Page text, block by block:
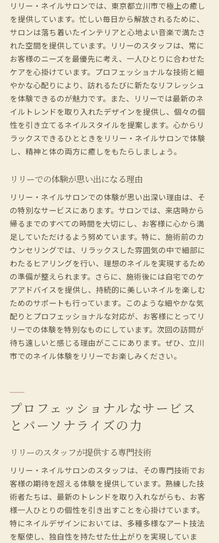
リリー・ネイルサロンでは、東京都立川市で極上の癒し
を提供しています。忙しい毎日から解放されるために、
サロンは落ち着いたインテリアと心地よい音楽で満たさ
れた空間を提供しています。リリーのスタッフは、常に
お客様のニーズを最優先に考え、一人ひとりに合わせた
ケアを心掛けています。プロフェッショナルな技術と細
やかな心配りにより、訪れるたびに新たなリフレッシュ
を体験できるのが魅力です。また、リリーでは最新のネ
イルトレンドを取り入れたデザインを提供し、個々の個
性を引き立てるネイルスタイルを提案します。心からリ
ラックスできるひとときをリリー・ネイルサロンで体験
し、精神と体の両方に癒しをもたらしましょう。
リリーでの体験が思い出になる理由
リリー・ネイルサロンでの体験が思い出深い理由は、そ
の特別なサービスにあります。サロンでは、来店時から
帰るまでのすべての時間を大切にし、お客様に心から満
足していただけるよう努めています。特に、施術前のカ
ウンセリングでは、リラックスした雰囲気の中で細部に
わたるヒアリングを行い、理想のネイルを実現するため
の準備が整えられます。さらに、施術後には自宅でのケ
アアドバイスを提供し、持続的に美しいネイルを楽しむ
ためのサポートも行っています。このような細やかな気
配りとプロフェッショナルな対応が、お客様にとってリ
リーでの体験を特別なものにしています。次回の訪問が
待ち遠しいと感じる理由がここにあります。ぜひ、立川
市でのネイル体験をリリーでお楽しみください。
プロフェッショナルなサービス
とパーソナライズの力
リリーのスタッフが提供する専門技術
リリー・ネイルサロンのスタッフは、その専門技術でお
客様の期待を超える体験を提供しています。熟練した技
術者たちは、最新のトレンドを取り入れながらも、お客
様一人ひとりの個性を引き出すことを心掛けています。
特にネイルデザインにおいては、多種多様なアート技法
を駆使し、独自性を持たせた仕上がりを実現していま